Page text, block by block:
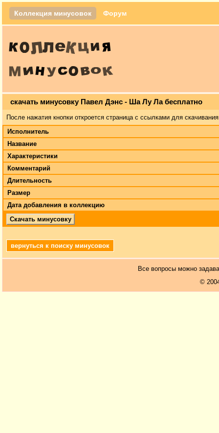
Коллекция минусовок Форум
скачать минусовку Павел Дэнс - Ша Лу Ла бесплатно
После нажатия кнопки откроется страница с ссылками для
Исполнитель
Название
Характеристики
Комментарий
Длительность
Размер
Дата добавления в коллекцию
Скачать минусовку
вернуться к поиску минусовок
Все вопросы можно
©